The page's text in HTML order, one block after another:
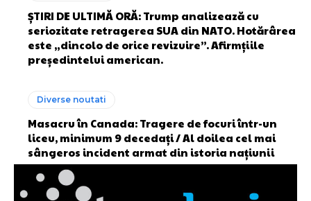
ȘTIRI DE ULTIMĂ ORĂ: Trump analizează cu
seriozitate retragerea SUA din NATO. Hotărârea
este „dincolo de orice revizuire”. Afirmțiile
președintelui american.
Diverse noutati
Masacru în Canada: Tragere de focuri într-un
liceu, minimum 9 decedați / Al doilea cel mai
sângeros incident armat din istoria națiunii